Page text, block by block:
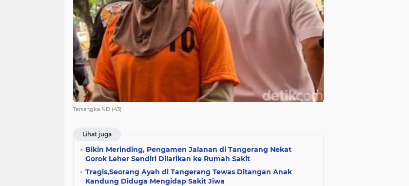
Tersangka ND (43)
Lihat juga
Bikin Merinding, Pengamen Jalanan di Tangerang Nekat
Gorok Leher Sendiri Dilarikan ke Rumah Sakit
Tragis,Seorang Ayah di Tangerang Tewas Ditangan Anak
Kandung Diduga Mengidap Sakit Jiwa